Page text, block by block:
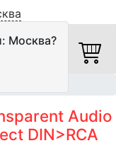
Москва?
Audio
DIN>RCA